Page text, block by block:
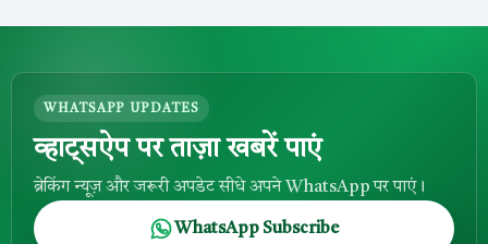
WHATSAPP UPDATES
व्हाट्सऐप पर ताज़ा खबरें पाएं
ब्रेकिंग न्यूज़ और जरूरी अपडेट सीधे अपने WhatsApp पर पाएं।
WhatsApp Subscribe